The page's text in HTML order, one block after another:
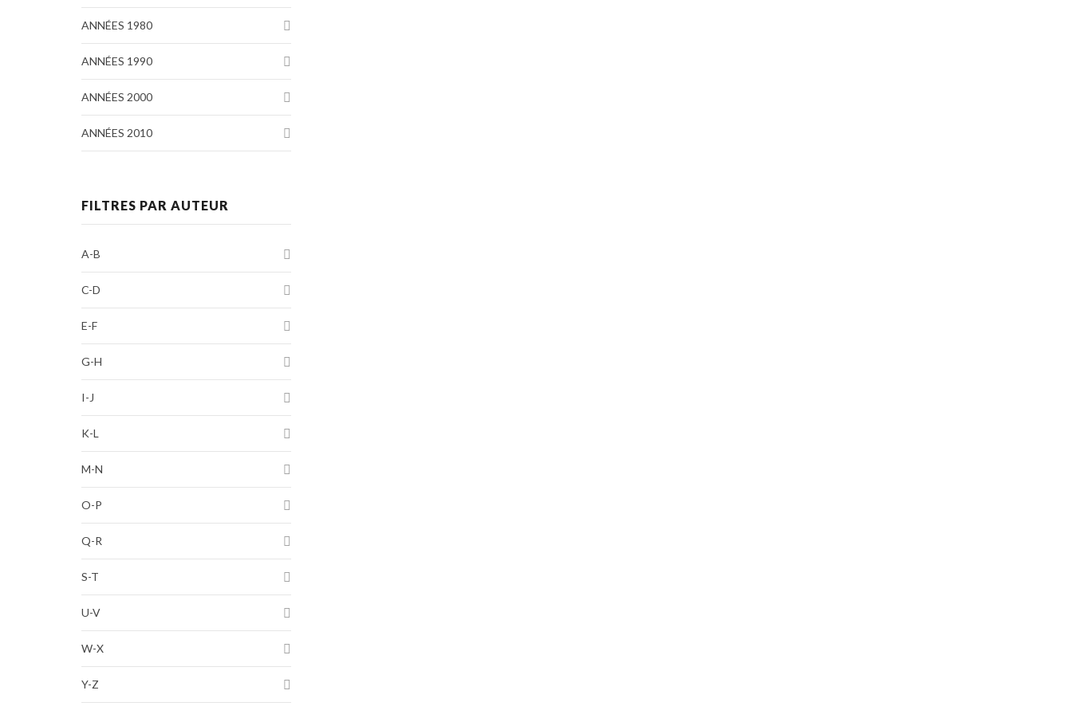
ANNÉES 1980
ANNÉES 1990
ANNÉES 2000
ANNÉES 2010
FILTRES PAR AUTEUR
A-B
C-D
E-F
G-H
I-J
K-L
M-N
O-P
Q-R
S-T
U-V
W-X
Y-Z